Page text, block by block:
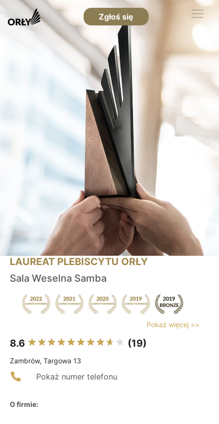
Zgłoś się
LAUREAT PLEBISCYTU ORŁY
Sala Weselna Samba
Pokaż więcej >>
8.6 (19)
Zambrów, Targowa 13
Pokaż numer telefonu
O firmie: